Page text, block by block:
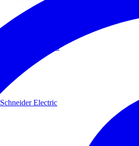
Centelsa by Nexans
Schneider Electric